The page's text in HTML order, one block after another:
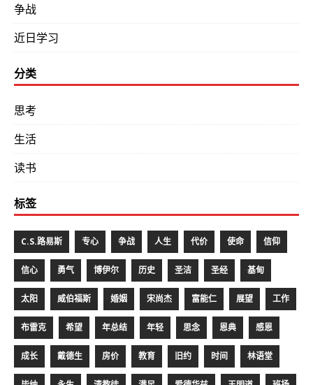
争战
近日学习
分类
思考
生活
读书
标签
C.S.路易斯 专心 争战 人生 代价 使命 信仰
信心 勇气 博伊尔 历史 圣洁 圣经 基甸
太阳 威伯福斯 婚姻 宋尚杰 富能仁 展望 工作
布雷克 希望 年总结 年轻 思念 恩典 感恩
成长 戴德生 房价 教育 旧约 时间 林语堂